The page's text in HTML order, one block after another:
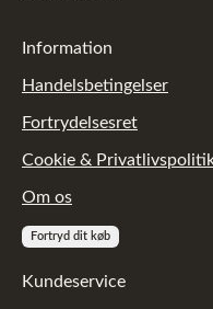
Information
Handelsbetingelser
Fortrydelsesret
Cookie &
Om os
Fortryd dit køb
Kundeservice